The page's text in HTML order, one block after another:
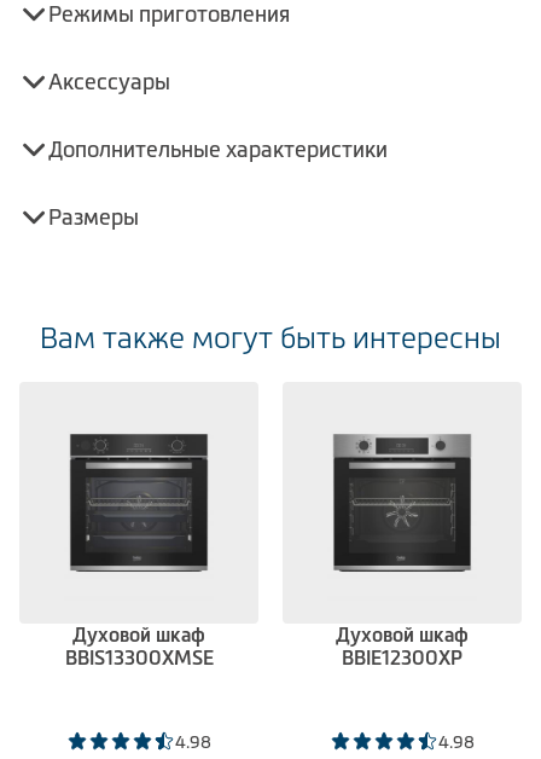
Режимы приготовления
Аксессуары
Дополнительные характеристики
Размеры
Вам также могут быть интересны
Духовой шкаф
BBIS13300XMSE
4.98
Духовой шкаф
BBIE12300XP
4.98